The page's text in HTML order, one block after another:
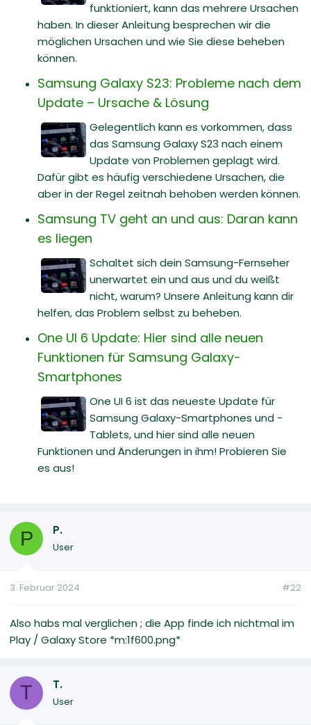
funktioniert, kann das mehrere Ursachen
haben. In dieser Anleitung besprechen wir die
möglichen Ursachen und wie Sie diese beheben
können.
Samsung Galaxy S23: Probleme nach dem
Update – Ursache & Lösung
Gelegentlich kann es vorkommen, dass
das Samsung Galaxy S23 nach einem
Update von Problemen geplagt wird.
Dafür gibt es häufig verschiedene Ursachen, die
aber in der Regel zeitnah behoben werden können.
Samsung TV geht an und aus: Daran kann
es liegen
Schaltet sich dein Samsung-Fernseher
unerwartet ein und aus und du weißt
nicht, warum? Unsere Anleitung kann dir
helfen, das Problem selbst zu beheben.
One UI 6 Update: Hier sind alle neuen
Funktionen für Samsung Galaxy-
Smartphones
One UI 6 ist das neueste Update für
Samsung Galaxy-Smartphones und -
Tablets, und hier sind alle neuen
Funktionen und Änderungen in ihm! Probieren Sie
es aus!
P P.
User
3. Februar 2024 #22
Also habs mal verglichen ; die App finde ich nichtmal im
Play / Galaxy Store *m:1f600.png*
T T.
User